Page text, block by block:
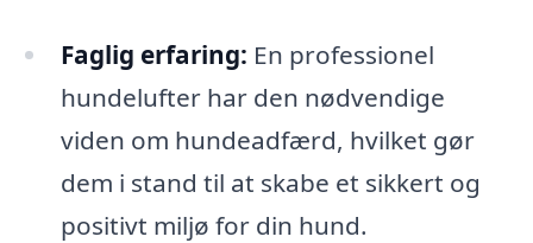
Faglig erfaring: En professionel
hundelufter har den nødvendige
viden om hundeadfærd, hvilket gør
dem i stand til at skabe et sikkert og
positivt miljø for din hund.